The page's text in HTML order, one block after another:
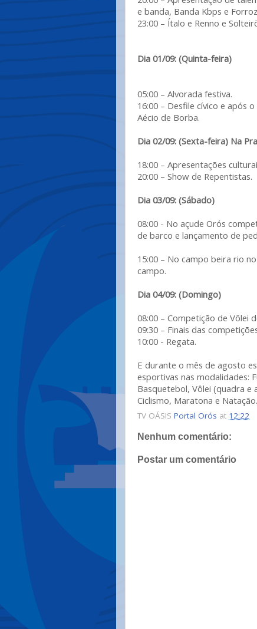
e banda, Banda Kbps e
23:00 – Ítalo e Renno e
Dia 01/09: (Quinta-feira)
05:00 – Alvorada festiva.
16:00 – Desfile cívico e após
Aécio de Borba.
Dia 02/09: (Sexta-feira) Na
18:00 – Apresentações
20:00 – Show de Repentistas.
Dia 03/09: (Sábado)
08:00 - No açude Orós
de barco e lançamento de
15:00 – No campo beira rio
campo.
Dia 04/09: (Domingo)
08:00 – Competição de Vôlei
09:30 – Finais das
10:00 - Regata.
E durante o mês de agosto
esportivas nas modalidades:
Basquetebol, Vôlei (quadra e
Ciclismo, Maratona e Natação.
TV OÁSIS Portal Orós at 12:22
Nenhum comentário:
Postar um comentário